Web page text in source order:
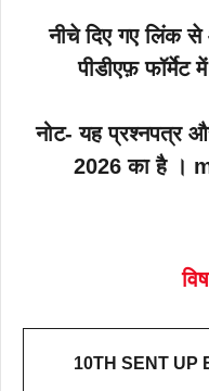
नीचे दिए गए लिंक
पीडीएफ़
नोट- यह प्रश्नपत्र
2026 का है ।
10TH SENT UP